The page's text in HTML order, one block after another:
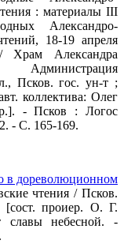
: материалы III
Александро-
18-19 апреля
Александра
Администрация
Псков. гос. ун-т ;
коллектива: Олег
- Псков : Логос
- С. 165-169.
в дореволюционном
чтения / Псков.
[сост. проиер. О. Г.
небесной. -